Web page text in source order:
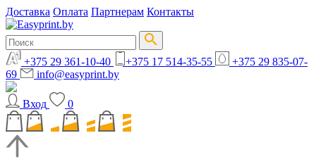
Доставка Оплата Партнерам Контакты
+375 29 361-10-40 +375 17 514-35-55
+375 29 835-07-
69
info@easyprint.by
Вход 0